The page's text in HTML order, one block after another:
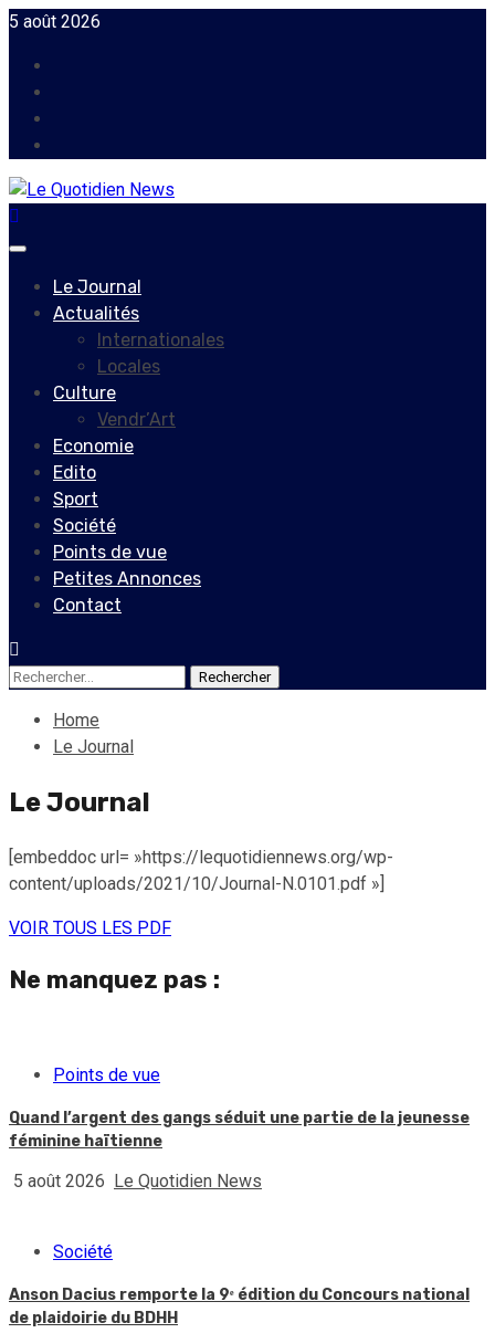
Skip
content
5 août 2026
Primary
Le Journal
Actualités
Internationales
Locales
Culture
Vendr’Art
Economie
Edito
Sport
Société
Points de vue
Petites Annonces
Contact
Rechercher :
Home
Le Journal
Le Journal
[embeddoc url= »https://lequotidiennews.org/wp-
content/uploads/2021/10/Journal-N.0101.pdf »]
VOIR TOUS LES PDF
Ne manquez pas :
Points de vue
Quand l’argent des gangs séduit une partie de la jeunesse
féminine haïtienne
5 août 2026 Le Quotidien News
Société
Anson Dacius remporte la 9ᵉ édition du Concours national
de plaidoirie du BDHH